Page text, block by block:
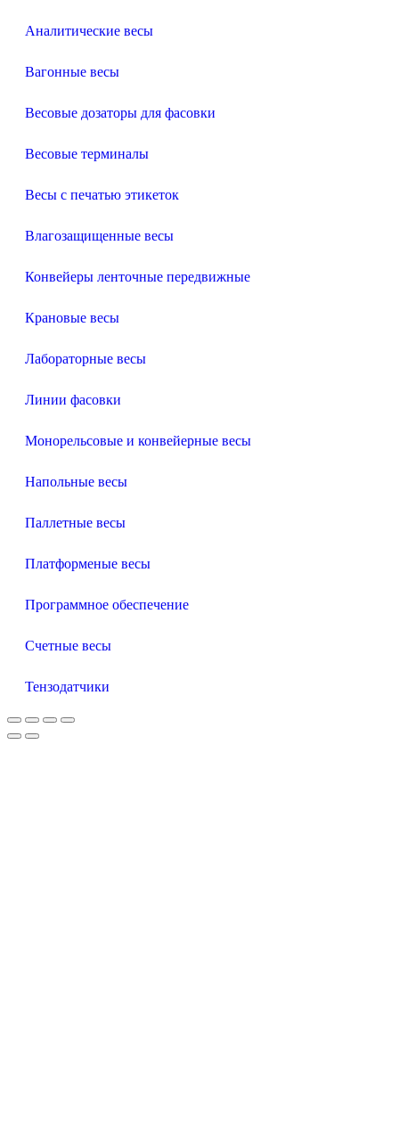
Аналитические весы
Вагонные весы
Весовые дозаторы для фасовки
Весовые терминалы
Весы с печатью этикеток
Влагозащищенные весы
Конвейеры ленточные передвижные
Крановые весы
Лабораторные весы
Линии фасовки
Монорельсовые и конвейерные весы
Напольные весы
Паллетные весы
Платформеные весы
Программное обеспечение
Счетные весы
Тензодатчики